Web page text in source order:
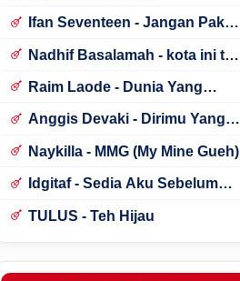
Ifan Seventeen - Jangan Paksa
Nadhif Basalamah - kota ini tak
Raim Laode - Dunia Yang
Anggis Devaki - Dirimu Yang
Naykilla - MMG (My Mine Gueh)
Idgitaf - Sedia Aku Sebelum
TULUS - Teh Hijau